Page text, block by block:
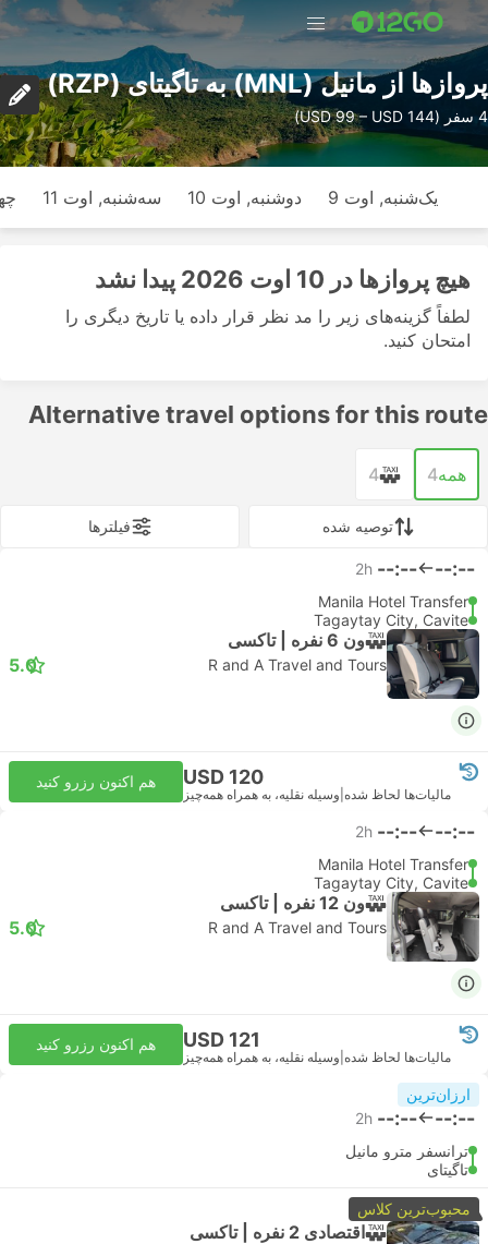
پرواز‌ها از مانیل (MNL) به تاگیتای (RZP)
4 سفر (USD 99 – USD 144)
یک‌شنبه, اوت 9 دوشنبه, اوت 10 سه‌شنبه, اوت 11
هیچ پرواز‌ها در 10 اوت 2026 پیدا نشد
لطفاً گزینه‌های زیر را مد نظر قرار داده یا تاریخ دیگری را
امتحان کنید.
Alternative travel options for this route
همه4
4
توصیه شده فیلتر‌ها
--:--
--:--
2h
Manila Hotel Transfer
Tagaytay City, Cavite
ون 6 نفره | تاکسی
R and A Travel and Tours
5.0
USD 120
مالیات‌ها لحاظ شده وسیله نقلیه، به همراه همه‌چیز
هم اکنون رزرو کنید
--:--
--:--
2h
Manila Hotel Transfer
Tagaytay City, Cavite
ون 12 نفره | تاکسی
R and A Travel and Tours
5.0
USD 121
مالیات‌ها لحاظ شده وسیله نقلیه، به همراه همه‌چیز
هم اکنون رزرو کنید
ارزان‌ترین
--:--
--:--
2h
ترانسفر مترو مانیل
تاگیتای
محبوب‌ترین کلاس
اقتصادی 2 نفره | تاکسی